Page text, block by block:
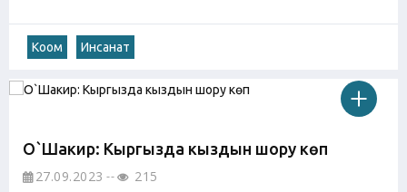
Коом Инсанат
О`Шакир: Кыргызда кыздын шору көп
27.09.2023 215